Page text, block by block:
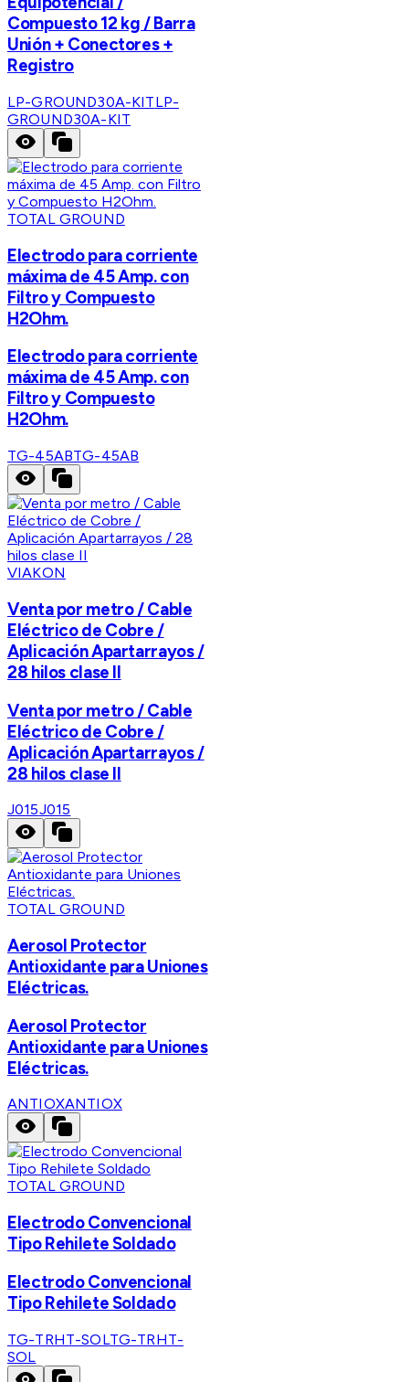
Compuesto 12 kg / Barra
Unión + Conectores +
Registro
LP-GROUND30A-KITLP-
GROUND30A-KIT
TOTAL GROUND
Electrodo para corriente
máxima de 45 Amp. con
Filtro y Compuesto
H2Ohm.
Electrodo para corriente
máxima de 45 Amp. con
Filtro y Compuesto
H2Ohm.
TG-45ABTG-45AB
VIAKON
Venta por metro / Cable
Eléctrico de Cobre /
Aplicación Apartarrayos /
28 hilos clase II
Venta por metro / Cable
Eléctrico de Cobre /
Aplicación Apartarrayos /
28 hilos clase II
J015J015
TOTAL GROUND
Aerosol Protector
Antioxidante para Uniones
Eléctricas.
Aerosol Protector
Antioxidante para Uniones
Eléctricas.
ANTIOXANTIOX
TOTAL GROUND
Electrodo Convencional
Tipo Rehilete Soldado
Electrodo Convencional
Tipo Rehilete Soldado
TG-TRHT-SOLTG-TRHT-
SOL